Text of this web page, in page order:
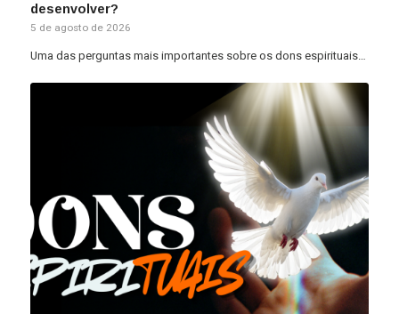
desenvolver?
5 de agosto de 2026
Uma das perguntas mais importantes sobre os dons espirituais…